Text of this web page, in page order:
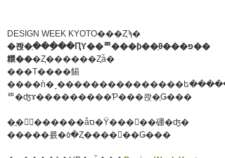
DESIGN WEEK KYOTO���Ȥϡ�
�콵�ָ���ֵ��ԤΥ��ꥨ���ƥ��֤θ���פ��
糫���Ȥ������Ȥǡ�
���Τ����餳
ꥨ�ʤɤ���������Ƥ���콵�֤Ǥ���
�ֱ�񡢥������åס�Ÿ���񡢥��硼�ʤ�
�����륤�٥�Ȥ����򲡤��Ǥ���